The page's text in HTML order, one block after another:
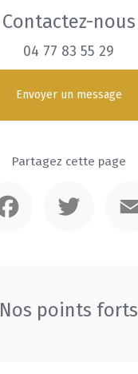
Contactez-nous
04 77 83 55 29
Envoyer un message
Partagez cette page
Nos points forts